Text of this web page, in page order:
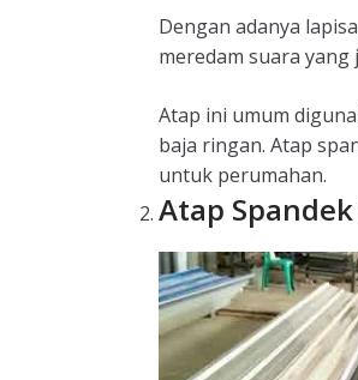
Dengan adanya
meredam suara
Atap ini umum
baja ringan. Atap
untuk perumahan.
Atap